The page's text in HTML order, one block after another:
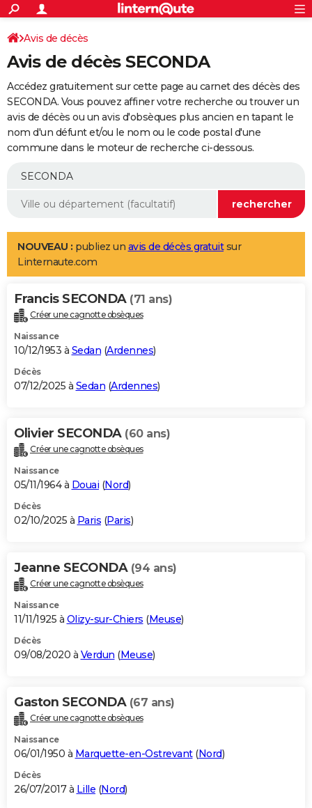
ACTUALITÉS
Politique
Société
Faits Divers
Education
Monde
Villes
+
SPORT
Coupe du monde 2026
Football
Tennis
Cyclisme
Rugby
Forum
Programme TV
TNT
Streaming
Cinéma
Sorties cinéma
Musique
+
FINANCE
Retraite
Epargne
Immobilier
Risques naturels par ville
Banque
Assurance
AUTO
Essais
Réserver un essai
Citadines
Berlines
SUV
Forum auto
+
Mobiles
Meilleur smartphone
Internet
Ordinateurs
Jeux vidéo
Guide high-tech
Aménagement intérieur
LIFESTYLE
Art de vivre
Bien-être
Loisirs
Mode
Modes de vie
Alimentation
Guide de la santé
Maladies
Médicaments
Sommeil
VOYAGE
Destinations
City break
Voyage nature
Voyage de noces
Forum
Climat
+PHOTO
GUIDES D'ACHAT
BONS PLANS
Carte de Noël
Carte Bonne année
Carte Saint-Valentin
Carte Pâques
Carte d'anniversaire
DICTIONNAIRE
Dictionnaire
Biographies
Citations
Expressions
Proverbes
PROGRAMME TV
S'inscrire
Se connecter
Lycées
Collèges
Primaires
Universités
Entreprises
Service militaire
Avis de recherche
AVIS DE DÉCÈS
Bricolage
Lifestyle
Culture
Sport
Auto
Television
Voyage
Cinema
Avis de décès
Avis de décès SECONDA
Accédez gratuitement sur cette page au carnet des décès des
SECONDA. Vous pouvez affiner votre recherche ou trouver un
avis de décès ou un avis d'obsèques plus ancien en tapant le
nom d'un défunt et/ou le nom ou le code postal d'une
commune dans le moteur de recherche ci-dessous.
NOUVEAU : publiez un avis de décès gratuitsur
Linternaute.com
Francis SECONDA (71 ans)
Créer une cagnotte obsèques
Naissance
10/12/1953 à Sedan (Ardennes)
Décès
07/12/2025 à Sedan (Ardennes)
Olivier SECONDA (60 ans)
Créer une cagnotte obsèques
Naissance
05/11/1964 à Douai (Nord)
Décès
02/10/2025 à Paris (Paris)
Jeanne SECONDA (94 ans)
Créer une cagnotte obsèques
Naissance
11/11/1925 à Olizy-sur-Chiers (Meuse)
Décès
09/08/2020 à Verdun (Meuse)
Gaston SECONDA (67 ans)
Créer une cagnotte obsèques
Naissance
06/01/1950 à Marquette-en-Ostrevant(Nord)
Décès
26/07/2017 à Lille (Nord)